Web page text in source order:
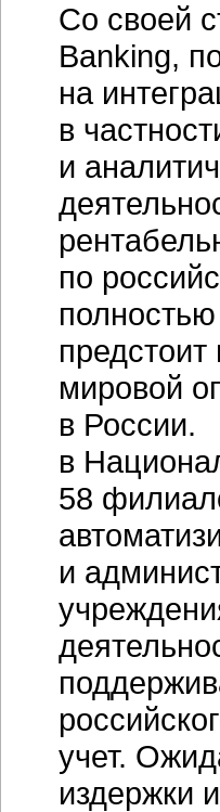
Со своей
Banking,
на
в
и
по
мировой
в России.
в
58
и
учет.
издержки